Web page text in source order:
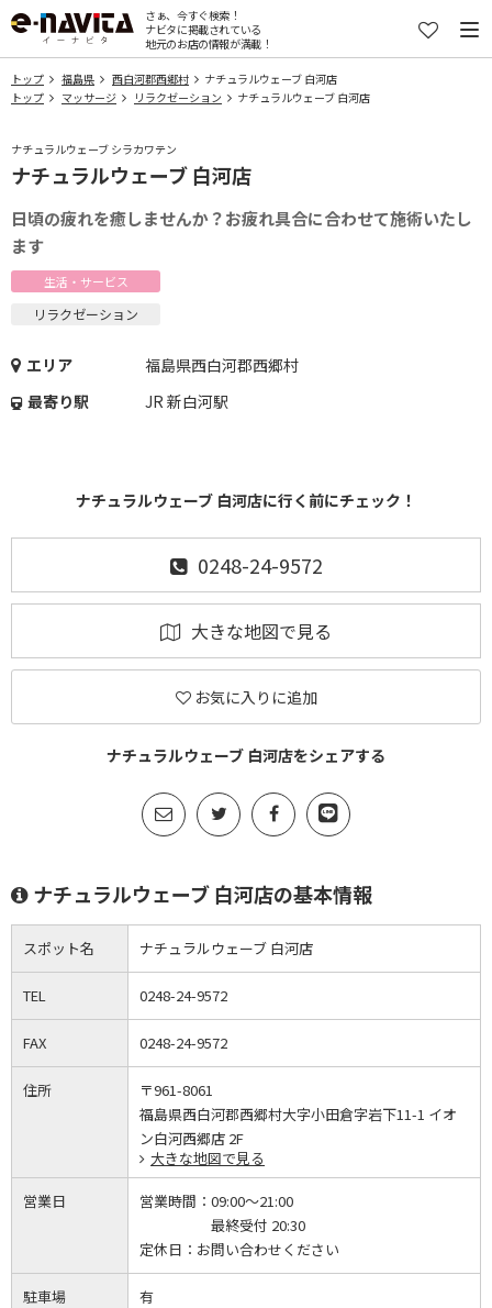
さぁ、今すぐ検索！
ナビタに掲載されている
地元のお店の情報が満載！
トップ 福島県 西白河郡西郷村
ナチュラルウェーブ 白河店
トップ
マッサージ リラクゼーション ナチュラルウェーブ 白河店
ナチュラルウェーブ シラカワテン
ナチュラルウェーブ 白河店
日頃の疲れを癒しませんか？お疲れ具合に合わせて施術いたし
ます
生活・サービス
リラクゼーション
エリア
福島県西白河郡西郷村
最寄り駅
JR 新白河駅
ナチュラルウェーブ 白河店に行く前にチェック！
0248-24-9572
大きな地図で見る
お気に入りに追加
ナチュラルウェーブ 白河店をシェアする
ナチュラルウェーブ 白河店の基本情報
スポット名 ナチュラルウェーブ 白河店
TEL 0248-24-9572
FAX 0248-24-9572
住所
〒961-8061
福島県西白河郡西郷村大字小田倉字岩下11-1 イオ
ン白河西郷店 2F
大きな地図で見る
営業日 営業時間： 09:00～21:00
最終受付 20:30
定休日： お問い合わせください
駐車場 有